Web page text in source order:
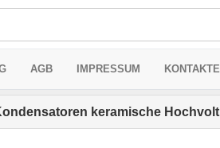
AGB IMPRESSUM KONTAKTE
keramische Hochvolt